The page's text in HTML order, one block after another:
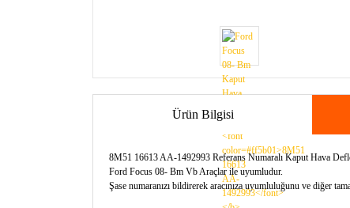
Ürün Bilgisi
8M51 16613 AA-1492993 Referans Numaralı Kaput Hava
Ford Focus 08- Bm Vb Araçlar ile uyumludur.
Şase numaranızı bildirerek aracınıza uyumluluğunu ve diğer